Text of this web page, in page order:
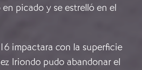
picado y se estrelló en el
impactara con la superficie
Iriondo pudo abandonar el